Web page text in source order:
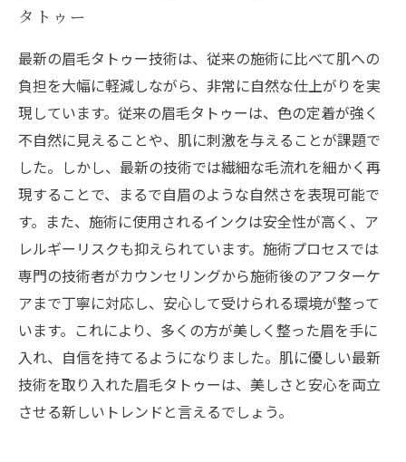
タトゥー
最新の眉毛タトゥー技術は、従来の施術に比べて肌への
負担を大幅に軽減しながら、非常に自然な仕上がりを実
現しています。従来の眉毛タトゥーは、色の定着が強く
不自然に見えることや、肌に刺激を与えることが課題で
した。しかし、最新の技術では繊細な毛流れを細かく再
現することで、まるで自眉のような自然さを表現可能で
す。また、施術に使用されるインクは安全性が高く、ア
レルギーリスクも抑えられています。施術プロセスでは
専門の技術者がカウンセリングから施術後のアフターケ
アまで丁寧に対応し、安心して受けられる環境が整って
います。これにより、多くの方が美しく整った眉を手に
入れ、自信を持てるようになりました。肌に優しい最新
技術を取り入れた眉毛タトゥーは、美しさと安心を両立
させる新しいトレンドと言えるでしょう。